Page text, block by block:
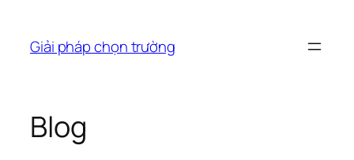
phầnGiải pháp chọn trường
Blog